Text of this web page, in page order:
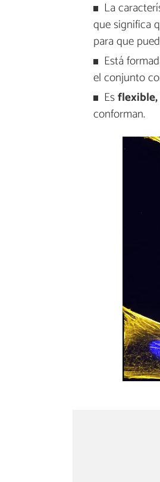
La
que significa
para que
Está
el conjunto
Es
conforman.